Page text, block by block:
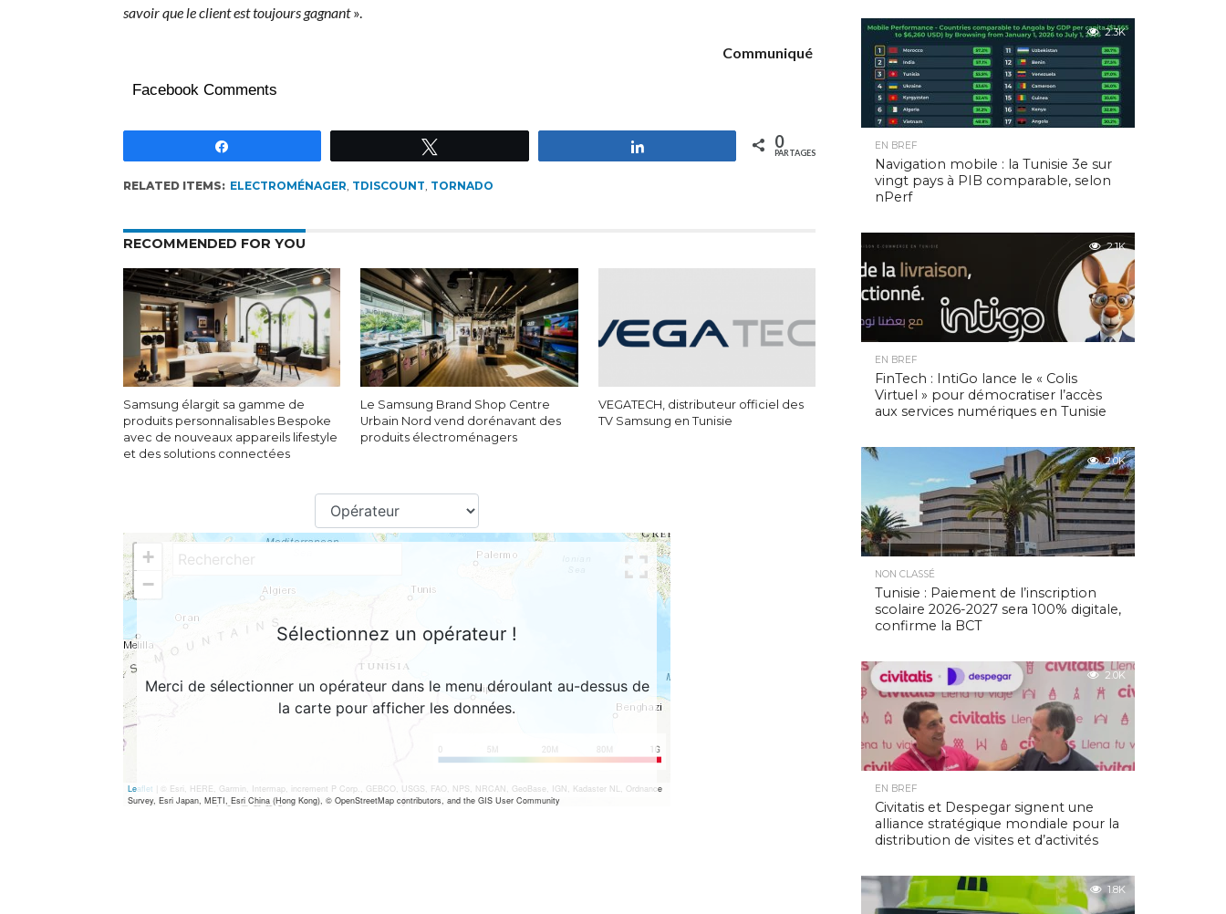
savoir que le client est toujours gagnant».
Communiqué
Facebook Comments
0
PARTAGES
RELATED ITEMS: ELECTROMÉNAGER, TDISCOUNT, TORNADO
RECOMMENDED FOR YOU
Samsung élargit sa gamme de
produits personnalisables Bespoke
avec de nouveaux appareils lifestyle
et des solutions connectées
Le Samsung Brand Shop Centre
Urbain Nord vend dorénavant des
produits électroménagers
VEGATECH, distributeur officiel des
TV Samsung en Tunisie
2.3K
EN BREF
Navigation mobile : la Tunisie 3e sur
vingt pays à PIB comparable, selon
nPerf
2.1K
EN BREF
FinTech : IntiGo lance le « Colis
Virtuel » pour démocratiser l’accès
aux services numériques en Tunisie
2.0K
NON CLASSÉ
Tunisie : Paiement de l’inscription
scolaire 2026-2027 sera 100% digitale,
confirme la BCT
2.0K
EN BREF
Civitatis et Despegar signent une
alliance stratégique mondiale pour la
distribution de visites et d’activités
1.8K